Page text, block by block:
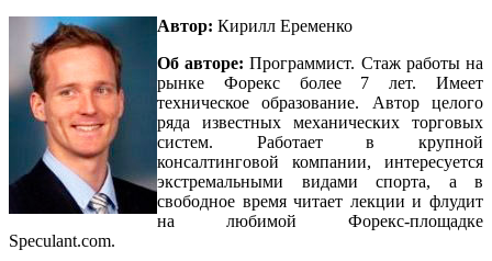
Автор: Кирилл Еременко
Об авторе: Программист. Стаж работы на
рынке Форекс более 7 лет. Имеет
техническое образование. Автор целого
ряда известных механических торговых
систем. Работает в крупной
консалтинговой компании, интересуется
экстремальными видами спорта, а в
свободное время читает лекции и флудит
на любимой Форекс-площадке
Speculant.com.